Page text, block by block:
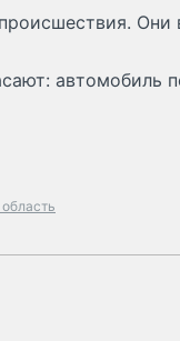
Они
автомобиль